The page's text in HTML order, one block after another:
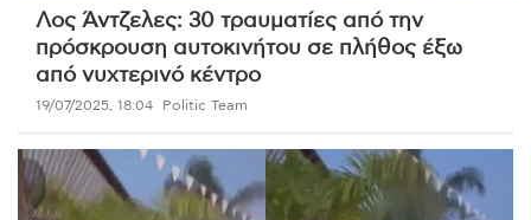
Λος Άντζελες: 30 τραυματίες από την
πρόσκρουση αυτοκινήτου σε πλήθος έξω
από νυχτερινό κέντρο
19/07/2025, 18:04 Politic Team